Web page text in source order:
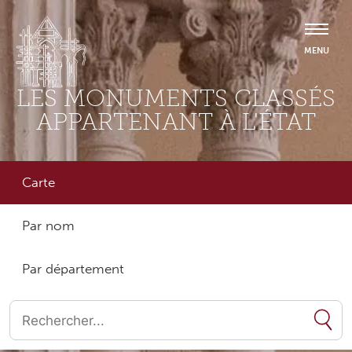
LES MONUMENTS CLASSÉS
APPARTENANT À L'ÉTAT
Carte
Par nom
Par département
Quand les résultats de l'auto-complétion sont disponibles,